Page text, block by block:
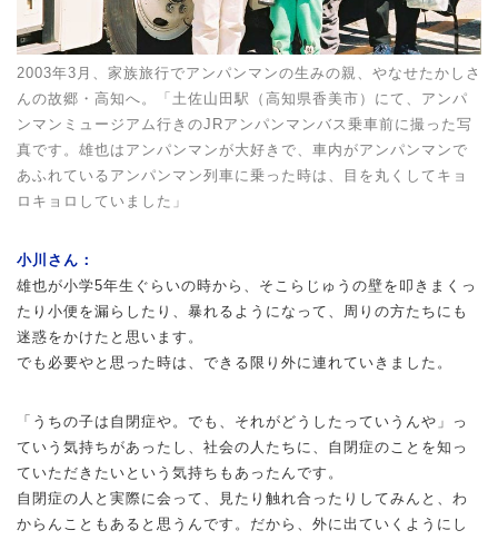
2003年3月、家族旅行でアンパンマンの生みの親、やなせたかしさ
んの故郷・高知へ。「土佐山田駅（高知県香美市）にて、アンパ
ンマンミュージアム行きのJRアンパンマンバス乗車前に撮った写
真です。雄也はアンパンマンが大好きで、車内がアンパンマンで
あふれているアンパンマン列車に乗った時は、目を丸くしてキョ
ロキョロしていました」
小川さん：
雄也が小学5年生ぐらいの時から、そこらじゅうの壁を叩きまくっ
たり小便を漏らしたり、暴れるようになって、周りの方たちにも
迷惑をかけたと思います。
でも必要やと思った時は、できる限り外に連れていきました。
「うちの子は自閉症や。でも、それがどうしたっていうんや」っ
ていう気持ちがあったし、社会の人たちに、自閉症のことを知っ
ていただきたいという気持ちもあったんです。
自閉症の人と実際に会って、見たり触れ合ったりしてみんと、わ
からんこともあると思うんです。だから、外に出ていくようにし